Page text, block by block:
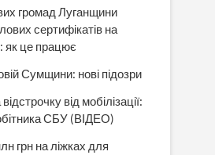
громад Луганщини
сертифікатів на
як це працює
Сумщини: нові підозри
від мобілізації:
СБУ (ВІДЕО)
грн на ліжках для